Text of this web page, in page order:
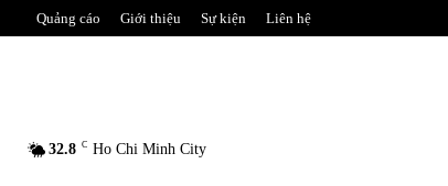
Quảng cáo Giới thiệu Sự kiện Liên hệ
32.8 C Ho Chi Minh City